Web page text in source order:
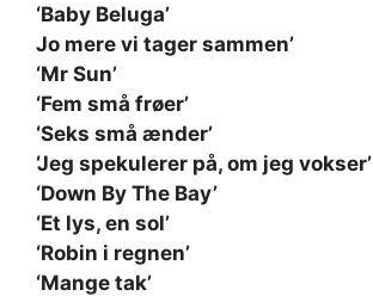
‘Baby Beluga’
Jo mere vi tager sammen’
‘Mr Sun’
‘Fem små frøer’
‘Seks små ænder’
‘Jeg spekulerer på, om jeg vokser’
‘Down By The Bay’
‘Et lys, en sol’
‘Robin i regnen’
‘Mange tak’